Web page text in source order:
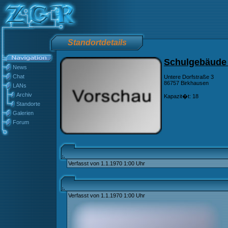
Standortdetails
News
Chat
LANs
Archiv
Standorte
Galerien
Forum
Untere Dorfstraße 3
86757 Birkhausen
Kapazit�t: 18
Verfasst von 1.1.1970 1:00 Uhr
Verfasst von 1.1.1970 1:00 Uhr